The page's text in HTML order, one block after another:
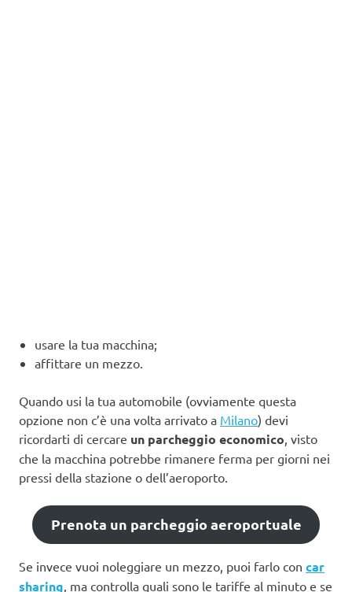
usare la tua macchina;
affittare un mezzo.
Quando usi la tua automobile (ovviamente questa
opzione non c’è una volta arrivato a Milano) devi
ricordarti di cercare un parcheggio economico , visto
che la macchina potrebbe rimanere ferma per giorni nei
pressi della stazione o dell’aeroporto.
Prenota un parcheggio aeroportuale
Se invece vuoi noleggiare un mezzo, puoi farlo con car
sharing, ma controlla quali sono le tariffe al minuto e se